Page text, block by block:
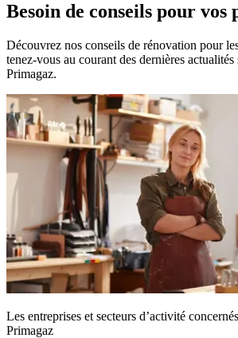
Besoin de conseils pour vos
Découvrez nos conseils de rénovation pour
tenez-vous au courant des dernières
Primagaz.
Les entreprises et secteurs d’activité
Primagaz